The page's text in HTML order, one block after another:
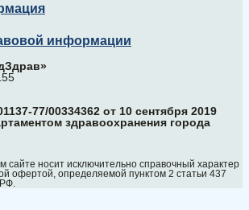
информации
77/00334362 от 10 сентября 2019
здравоохранения города
носит исключительно справочный характер
офертой, определяемой пунктом 2 статьи 437